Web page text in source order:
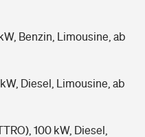
Benzin, Limousine, ab
Diesel, Limousine, ab
100 kW, Diesel,